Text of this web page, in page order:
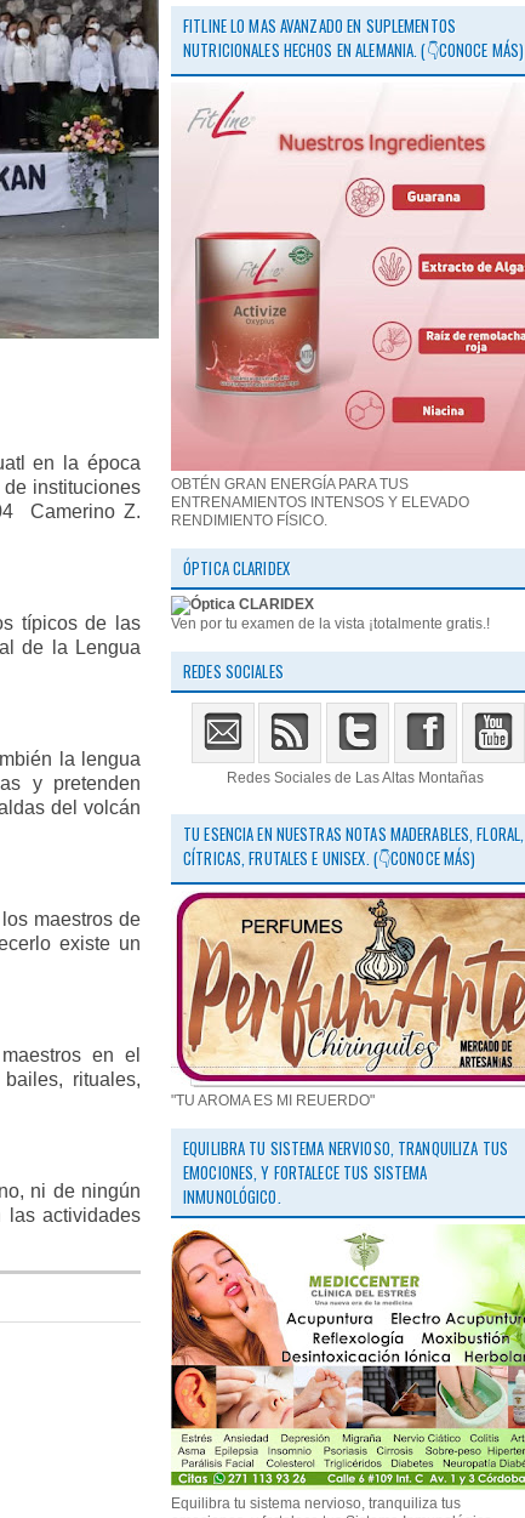
en la época
instituciones
Camerino Z.
típicos de las
de la Lengua
la lengua
y pretenden
del volcán
maestros de
existe un
en el
rituales,
ni de ningún
las actividades
FITLINE LO MAS AVANZADO EN SUPLEMENTOS
NUTRICIONALES HECHOS EN ALEMANIA. (👇CONOCE MÁS)
OBTÉN GRAN ENERGÍA PARA TUS
ENTRENAMIENTOS INTENSOS Y ELEVADO
RENDIMIENTO FÍSICO.
ÓPTICA CLARIDEX
Ven por tu examen de la vista ¡totalmente gratis.!
REDES SOCIALES
Redes Sociales de Las Altas Montañas
TU ESENCIA EN NUESTRAS NOTAS MADERABLES, FLORAL,
CÍTRICAS, FRUTALES E UNISEX. (👇CONOCE MÁS)
"TU AROMA ES MI REUERDO"
EQUILIBRA TU SISTEMA NERVIOSO, TRANQUILIZA TUS
EMOCIONES, Y FORTALECE TUS SISTEMA
INMUNOLÓGICO.
Equilibra tu sistema nervioso, tranquiliza tus